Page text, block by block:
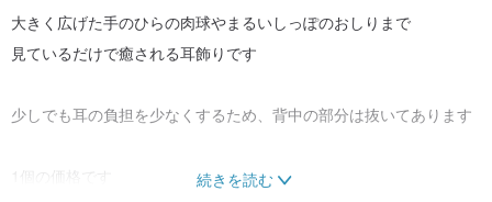
大きく広げた手のひらの肉球やまるいしっぽのおしりまで
見ているだけで癒される耳飾りです
少しでも耳の負担を少なくするため、背中の部分は抜いてあります
1個の価格です 続きを読む